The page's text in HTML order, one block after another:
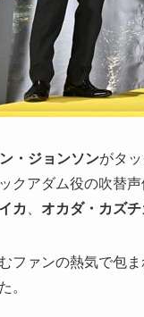
・ジョンソンがタ
クアダム役の吹替
カ、 オカダ・カズチ
ファンの熱気で包
。